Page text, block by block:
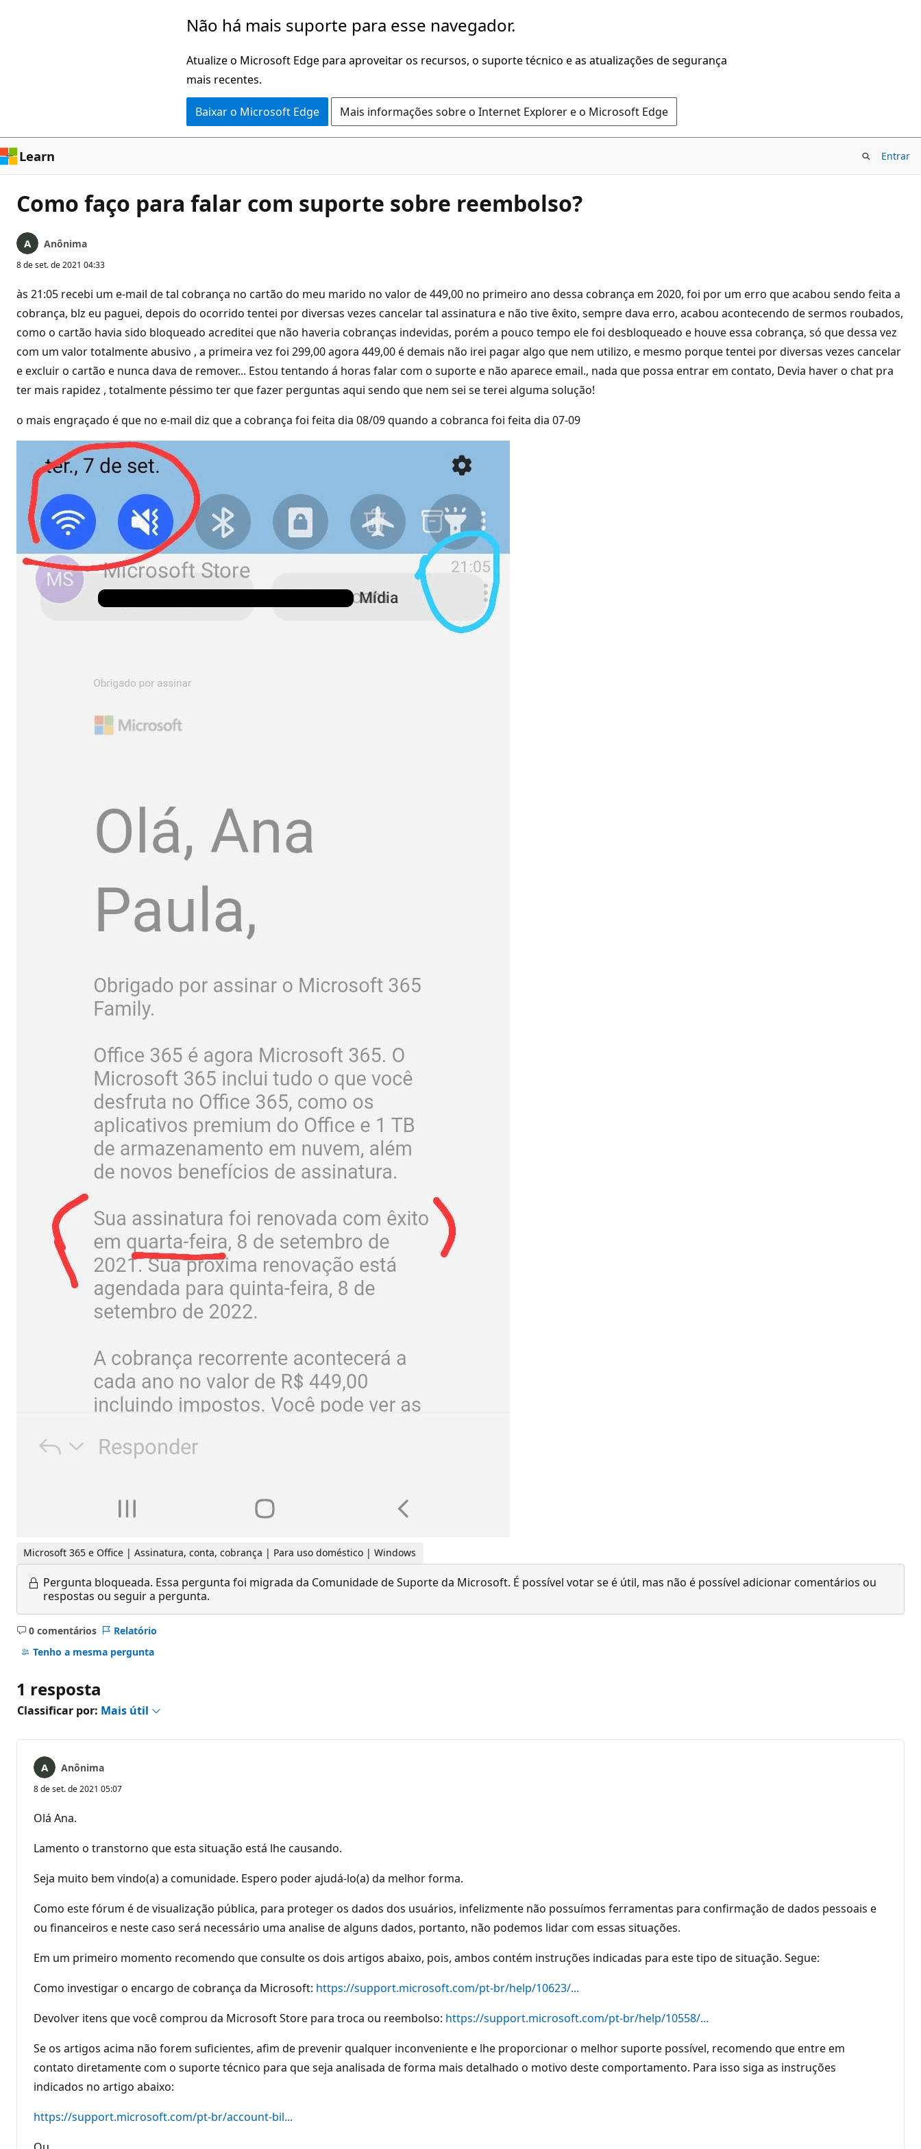
Não há mais suporte para esse navegador.
Atualize o Microsoft Edge para aproveitar os recursos, o suporte técnico e as atualizações de segurança
mais recentes.
Baixar o Microsoft Edge Mais informações sobre o Internet Explorer e o Microsoft Edge
Learn Entrar
Como faço para falar com suporte sobre reembolso?
Anônima
8 de set. de 2021 04:33
às 21:05 recebi um e-mail de tal cobrança no cartão do meu marido no valor de 449,00 no primeiro ano dessa cobrança em 2020, foi por um erro que acabou sendo feita a
cobrança, blz eu paguei, depois do ocorrido tentei por diversas vezes cancelar tal assinatura e não tive êxito, sempre dava erro, acabou acontecendo de sermos roubados,
como o cartão havia sido bloqueado acreditei que não haveria cobranças indevidas, porém a pouco tempo ele foi desbloqueado e houve essa cobrança, só que dessa vez
com um valor totalmente abusivo , a primeira vez foi 299,00 agora 449,00 é demais não irei pagar algo que nem utilizo, e mesmo porque tentei por diversas vezes cancelar
e excluir o cartão e nunca dava de remover... Estou tentando á horas falar com o suporte e não aparece email., nada que possa entrar em contato, Devia haver o chat pra
ter mais rapidez , totalmente péssimo ter que fazer perguntas aqui sendo que nem sei se terei alguma solução!
o mais engraçado é que no e-mail diz que a cobrança foi feita dia 08/09 quando a cobranca foi feita dia 07-09
Microsoft 365 e Office | Assinatura, conta, cobrança | Para uso doméstico | Windows
Pergunta bloqueada. Essa pergunta foi migrada da Comunidade de Suporte da Microsoft. É possível votar se é útil, mas não é possível adicionar comentários ou
respostas ou seguir a pergunta.
0 comentários
Sem
comentários
Relatório
Tenho a mesma pergunta
1 resposta
Classificar por: Mais útil
Anônima
8 de set. de 2021 05:07
Olá Ana.
Lamento o transtorno que esta situação está lhe causando.
Seja muito bem vindo(a) a comunidade. Espero poder ajudá-lo(a) da melhor forma.
Como este fórum é de visualização pública, para proteger os dados dos usuários, infelizmente não possuímos ferramentas para confirmação de dados pessoais e
ou financeiros e neste caso será necessário uma analise de alguns dados, portanto, não podemos lidar com essas situações.
Em um primeiro momento recomendo que consulte os dois artigos abaixo, pois, ambos contém instruções indicadas para este tipo de situação. Segue:
Como investigar o encargo de cobrança da Microsoft: https://support.microsoft.com/pt-br/help/10623/...
Devolver itens que você comprou da Microsoft Store para troca ou reembolso: https://support.microsoft.com/pt-br/help/10558/...
Se os artigos acima não forem suficientes, afim de prevenir qualquer inconveniente e lhe proporcionar o melhor suporte possível, recomendo que entre em
contato diretamente com o suporte técnico para que seja analisada de forma mais detalhado o motivo deste comportamento. Para isso siga as instruções
indicados no artigo abaixo:
https://support.microsoft.com/pt-br/account-bil...